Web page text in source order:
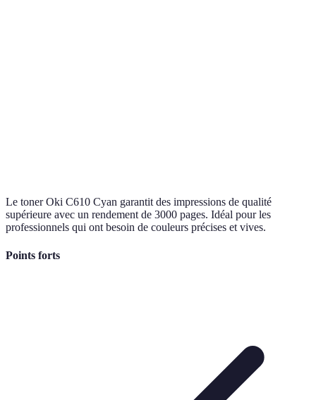
Le toner Oki C610 Cyan garantit des impressions de qualité
supérieure avec un rendement de 3000 pages. Idéal pour les
professionnels qui ont besoin de couleurs précises et vives.
Points forts